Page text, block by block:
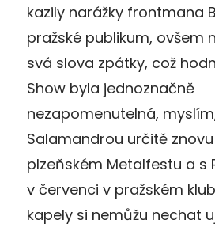
kazily narážky frontmana
pražské publikum, ovšem
svá slova zpátky, což
Show byla jednoznačně
nezapomenutelná,
Salamandrou určitě
plzeňském Metalfestu a s
v červenci v pražském
kapely si nemůžu nechat